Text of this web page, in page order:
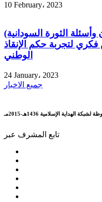
10 February، 2023
الثورة السودانية)
لتجربة حكم الإنقاذ
الوطني
24 January، 2023
جميع الاخبار
الهداية الإسلامية 1436هـ-2015مـ
تابع المشرف عبر